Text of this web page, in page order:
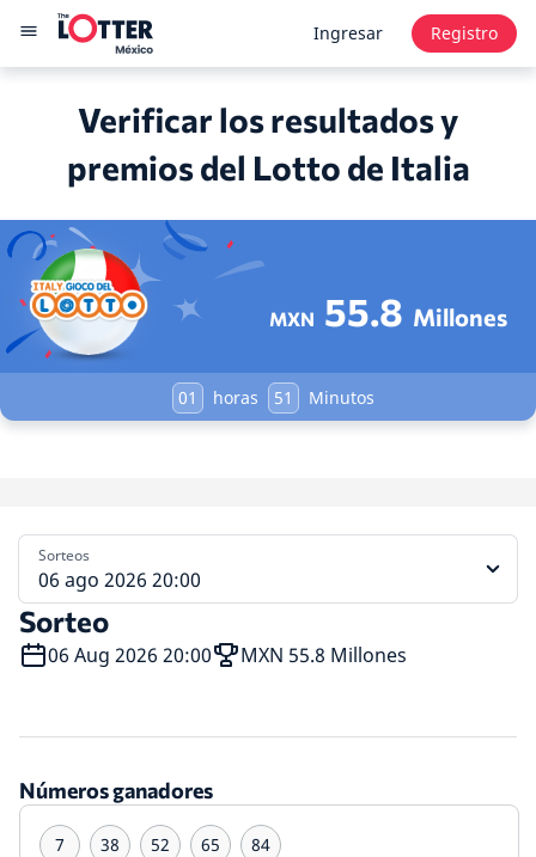
Ingresar Registro
Verificar los resultados y
premios del Lotto de Italia
MXN 55.8 Millones
01 horas 51 Minutos
Sorteo
06 Aug 2026 20:00 MXN 55.8 Millones
Sorteos
06 ago 2026 20:00
Números ganadores
7 38 52 65 84